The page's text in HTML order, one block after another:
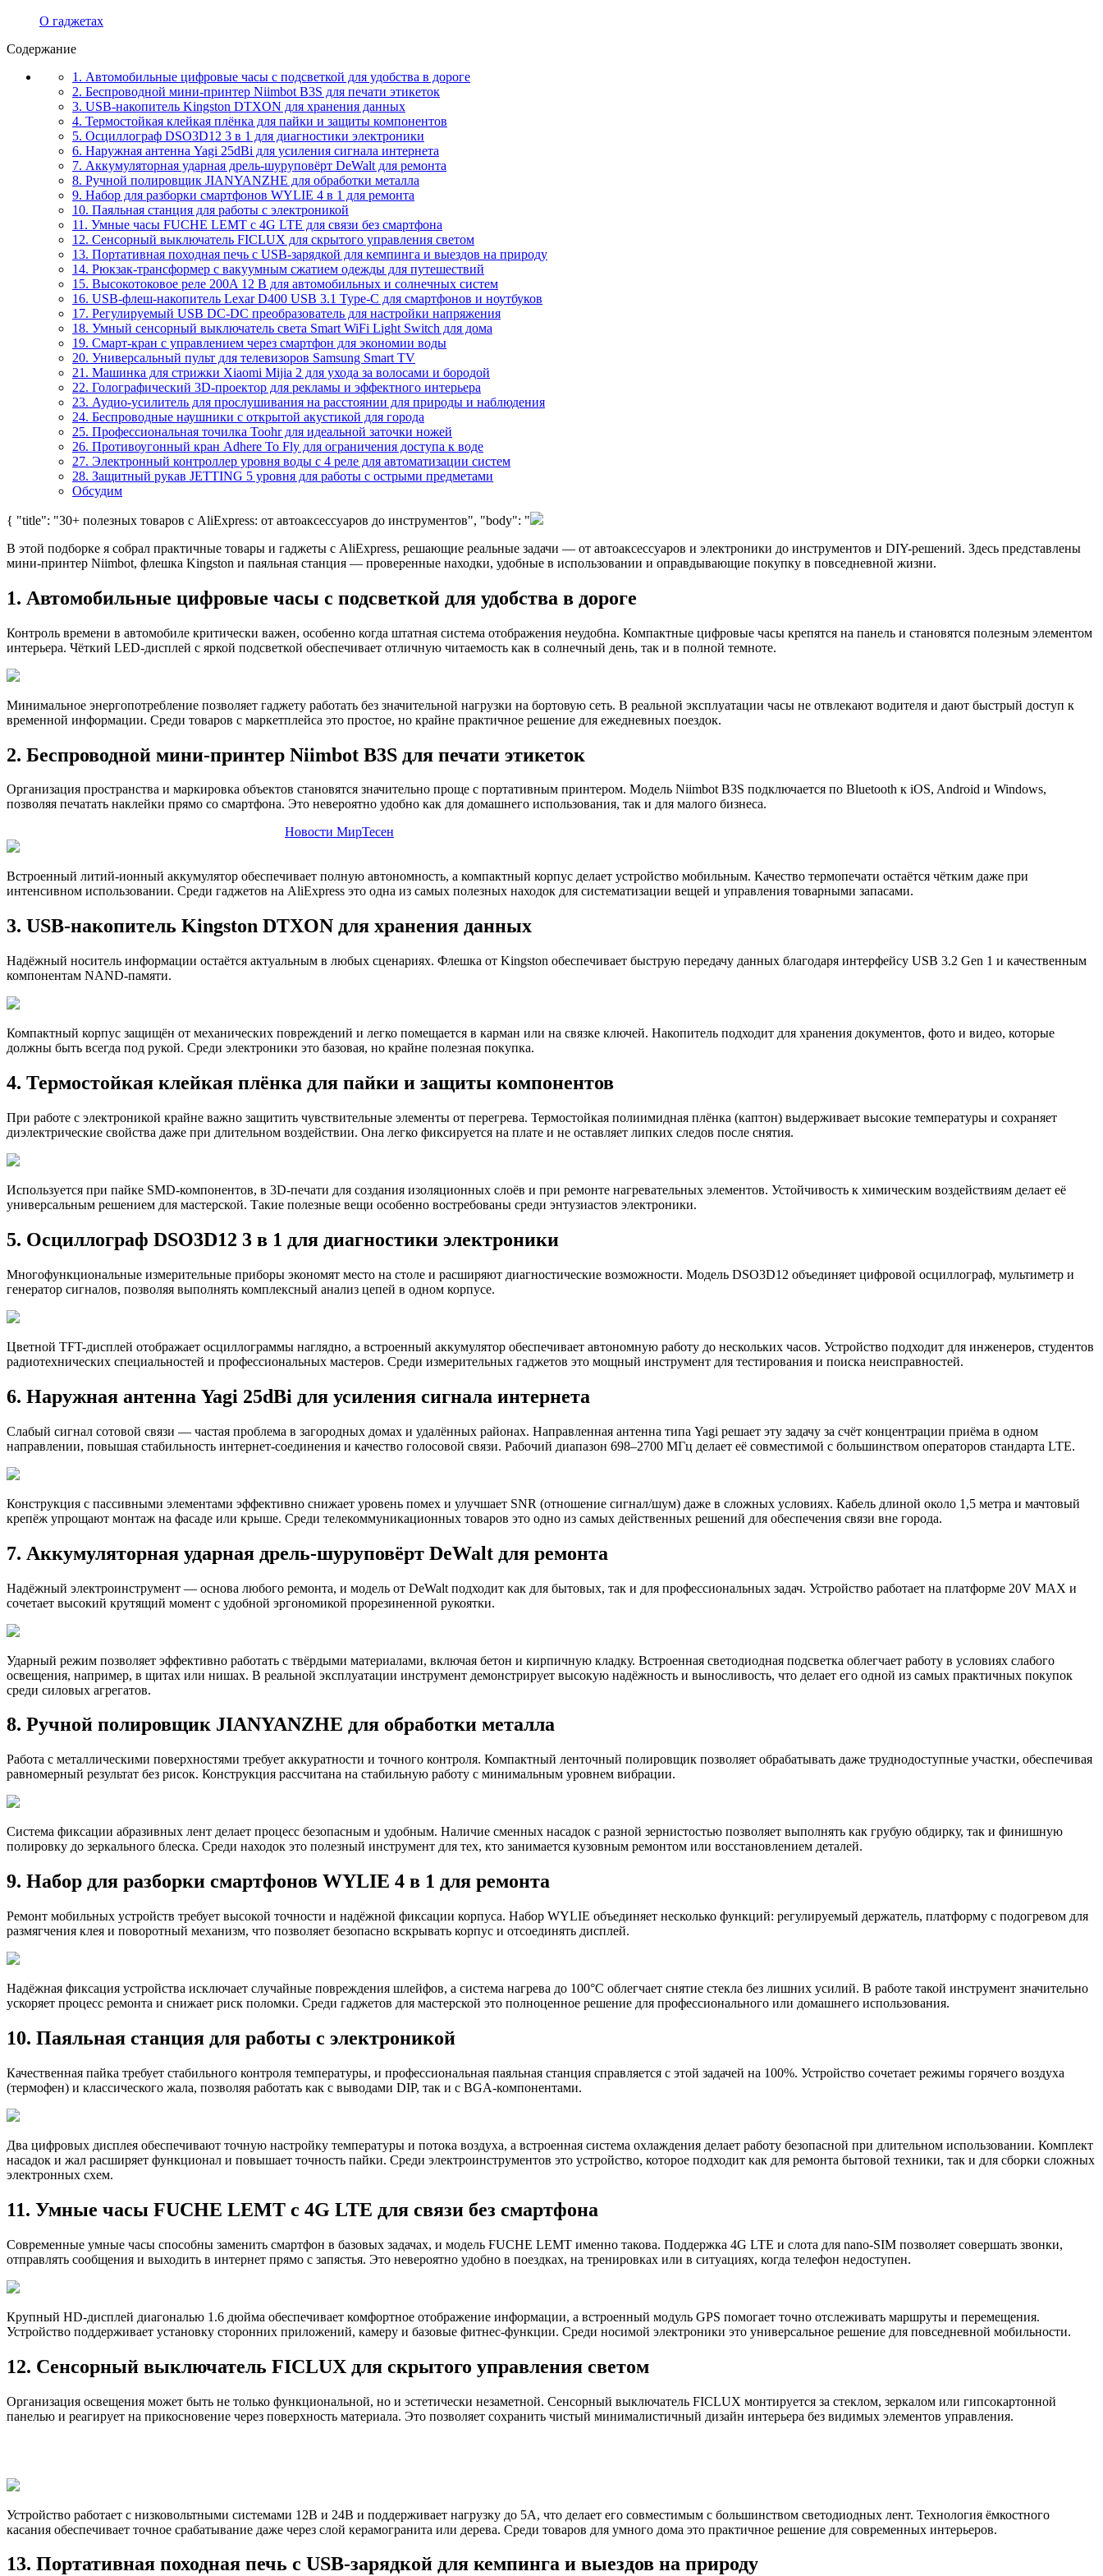
О гаджетах
Содержание
1. Автомобильные цифровые часы с подсветкой для удобства в дороге
2. Беспроводной мини-принтер Niimbot B3S для печати этикеток
3. USB-накопитель Kingston DTXON для хранения данных
4. Термостойкая клейкая плёнка для пайки и защиты компонентов
5. Осциллограф DSO3D12 3 в 1 для диагностики электроники
6. Наружная антенна Yagi 25dBi для усиления сигнала интернета
7. Аккумуляторная ударная дрель-шуруповёрт DeWalt для ремонта
8. Ручной полировщик JIANYANZHE для обработки металла
9. Набор для разборки смартфонов WYLIE 4 в 1 для ремонта
10. Паяльная станция для работы с электроникой
11. Умные часы FUCHE LEMT с 4G LTE для связи без смартфона
12. Сенсорный выключатель FICLUX для скрытого управления светом
13. Портативная походная печь с USB-зарядкой для кемпинга и выездов на природу
14. Рюкзак-трансформер с вакуумным сжатием одежды для путешествий
15. Высокотоковое реле 200A 12 В для автомобильных и солнечных систем
16. USB-флеш-накопитель Lexar D400 USB 3.1 Type-C для смартфонов и ноутбуков
17. Регулируемый USB DC-DC преобразователь для настройки напряжения
18. Умный сенсорный выключатель света Smart WiFi Light Switch для дома
19. Смарт-кран с управлением через смартфон для экономии воды
20. Универсальный пульт для телевизоров Samsung Smart TV
21. Машинка для стрижки Xiaomi Mijia 2 для ухода за волосами и бородой
22. Голографический 3D-проектор для рекламы и эффектного интерьера
23. Аудио-усилитель для прослушивания на расстоянии для природы и наблюдения
24. Беспроводные наушники с открытой акустикой для города
25. Профессиональная точилка Toohr для идеальной заточки ножей
26. Противоугонный кран Adhere To Fly для ограничения доступа к воде
27. Электронный контроллер уровня воды с 4 реле для автоматизации систем
28. Защитный рукав JETTING 5 уровня для работы с острыми предметами
Обсудим
{ "title": "30+ полезных товаров с AliExpress: от автоаксессуаров до инструментов", "body": "
В этой подборке я собрал практичные товары и гаджеты с AliExpress, решающие реальные задачи — от автоаксессуаров и электроники до инструментов и DIY-решений. Здесь представлены
мини-принтер Niimbot, флешка Kingston и паяльная станция — проверенные находки, удобные в использовании и оправдывающие покупку в повседневной жизни.
1. Автомобильные цифровые часы с подсветкой для удобства в дороге
Контроль времени в автомобиле критически важен, особенно когда штатная система отображения неудобна. Компактные цифровые часы крепятся на панель и становятся полезным элементом
интерьера. Чёткий LED-дисплей с яркой подсветкой обеспечивает отличную читаемость как в солнечный день, так и в полной темноте.
Минимальное энергопотребление позволяет гаджету работать без значительной нагрузки на бортовую сеть. В реальной эксплуатации часы не отвлекают водителя и дают быстрый доступ к
временной информации. Среди товаров с маркетплейса это простое, но крайне практичное решение для ежедневных поездок.
2. Беспроводной мини-принтер Niimbot B3S для печати этикеток
Организация пространства и маркировка объектов становятся значительно проще с портативным принтером. Модель Niimbot B3S подключается по Bluetooth к iOS, Android и Windows,
позволяя печатать наклейки прямо со смартфона. Это невероятно удобно как для домашнего использования, так и для малого бизнеса.
Новости МирТесен
Встроенный литий-ионный аккумулятор обеспечивает полную автономность, а компактный корпус делает устройство мобильным. Качество термопечати остаётся чётким даже при
интенсивном использовании. Среди гаджетов на AliExpress это одна из самых полезных находок для систематизации вещей и управления товарными запасами.
3. USB-накопитель Kingston DTXON для хранения данных
Надёжный носитель информации остаётся актуальным в любых сценариях. Флешка от Kingston обеспечивает быструю передачу данных благодаря интерфейсу USB 3.2 Gen 1 и качественным
компонентам NAND-памяти.
Компактный корпус защищён от механических повреждений и легко помещается в карман или на связке ключей. Накопитель подходит для хранения документов, фото и видео, которые
должны быть всегда под рукой. Среди электроники это базовая, но крайне полезная покупка.
4. Термостойкая клейкая плёнка для пайки и защиты компонентов
При работе с электроникой крайне важно защитить чувствительные элементы от перегрева. Термостойкая полиимидная плёнка (каптон) выдерживает высокие температуры и сохраняет
диэлектрические свойства даже при длительном воздействии. Она легко фиксируется на плате и не оставляет липких следов после снятия.
Используется при пайке SMD-компонентов, в 3D-печати для создания изоляционных слоёв и при ремонте нагревательных элементов. Устойчивость к химическим воздействиям делает её
универсальным решением для мастерской. Такие полезные вещи особенно востребованы среди энтузиастов электроники.
5. Осциллограф DSO3D12 3 в 1 для диагностики электроники
Многофункциональные измерительные приборы экономят место на столе и расширяют диагностические возможности. Модель DSO3D12 объединяет цифровой осциллограф, мультиметр и
генератор сигналов, позволяя выполнять комплексный анализ цепей в одном корпусе.
Цветной TFT-дисплей отображает осциллограммы наглядно, а встроенный аккумулятор обеспечивает автономную работу до нескольких часов. Устройство подходит для инженеров, студентов
радиотехнических специальностей и профессиональных мастеров. Среди измерительных гаджетов это мощный инструмент для тестирования и поиска неисправностей.
6. Наружная антенна Yagi 25dBi для усиления сигнала интернета
Слабый сигнал сотовой связи — частая проблема в загородных домах и удалённых районах. Направленная антенна типа Yagi решает эту задачу за счёт концентрации приёма в одном
направлении, повышая стабильность интернет-соединения и качество голосовой связи. Рабочий диапазон 698–2700 МГц делает её совместимой с большинством операторов стандарта LTE.
Конструкция с пассивными элементами эффективно снижает уровень помех и улучшает SNR (отношение сигнал/шум) даже в сложных условиях. Кабель длиной около 1,5 метра и мачтовый
крепёж упрощают монтаж на фасаде или крыше. Среди телекоммуникационных товаров это одно из самых действенных решений для обеспечения связи вне города.
7. Аккумуляторная ударная дрель-шуруповёрт DeWalt для ремонта
Надёжный электроинструмент — основа любого ремонта, и модель от DeWalt подходит как для бытовых, так и для профессиональных задач. Устройство работает на платформе 20V MAX и
сочетает высокий крутящий момент с удобной эргономикой прорезиненной рукоятки.
Ударный режим позволяет эффективно работать с твёрдыми материалами, включая бетон и кирпичную кладку. Встроенная светодиодная подсветка облегчает работу в условиях слабого
освещения, например, в щитах или нишах. В реальной эксплуатации инструмент демонстрирует высокую надёжность и выносливость, что делает его одной из самых практичных покупок
среди силовых агрегатов.
8. Ручной полировщик JIANYANZHE для обработки металла
Работа с металлическими поверхностями требует аккуратности и точного контроля. Компактный ленточный полировщик позволяет обрабатывать даже труднодоступные участки, обеспечивая
равномерный результат без рисок. Конструкция рассчитана на стабильную работу с минимальным уровнем вибрации.
Система фиксации абразивных лент делает процесс безопасным и удобным. Наличие сменных насадок с разной зернистостью позволяет выполнять как грубую обдирку, так и финишную
полировку до зеркального блеска. Среди находок это полезный инструмент для тех, кто занимается кузовным ремонтом или восстановлением деталей.
9. Набор для разборки смартфонов WYLIE 4 в 1 для ремонта
Ремонт мобильных устройств требует высокой точности и надёжной фиксации корпуса. Набор WYLIE объединяет несколько функций: регулируемый держатель, платформу с подогревом для
размягчения клея и поворотный механизм, что позволяет безопасно вскрывать корпус и отсоединять дисплей.
Надёжная фиксация устройства исключает случайные повреждения шлейфов, а система нагрева до 100°C облегчает снятие стекла без лишних усилий. В работе такой инструмент значительно
ускоряет процесс ремонта и снижает риск поломки. Среди гаджетов для мастерской это полноценное решение для профессионального или домашнего использования.
10. Паяльная станция для работы с электроникой
Качественная пайка требует стабильного контроля температуры, и профессиональная паяльная станция справляется с этой задачей на 100%. Устройство сочетает режимы горячего воздуха
(термофен) и классического жала, позволяя работать как с выводами DIP, так и с BGA-компонентами.
Два цифровых дисплея обеспечивают точную настройку температуры и потока воздуха, а встроенная система охлаждения делает работу безопасной при длительном использовании. Комплект
насадок и жал расширяет функционал и повышает точность пайки. Среди электроинструментов это устройство, которое подходит как для ремонта бытовой техники, так и для сборки сложных
электронных схем.
11. Умные часы FUCHE LEMT с 4G LTE для связи без смартфона
Современные умные часы способны заменить смартфон в базовых задачах, и модель FUCHE LEMT именно такова. Поддержка 4G LTE и слота для nano-SIM позволяет совершать звонки,
отправлять сообщения и выходить в интернет прямо с запястья. Это невероятно удобно в поездках, на тренировках или в ситуациях, когда телефон недоступен.
Крупный HD-дисплей диагональю 1.6 дюйма обеспечивает комфортное отображение информации, а встроенный модуль GPS помогает точно отслеживать маршруты и перемещения.
Устройство поддерживает установку сторонних приложений, камеру и базовые фитнес-функции. Среди носимой электроники это универсальное решение для повседневной мобильности.
12. Сенсорный выключатель FICLUX для скрытого управления светом
Организация освещения может быть не только функциональной, но и эстетически незаметной. Сенсорный выключатель FICLUX монтируется за стеклом, зеркалом или гипсокартонной
панелью и реагирует на прикосновение через поверхность материала. Это позволяет сохранить чистый минималистичный дизайн интерьера без видимых элементов управления.
Устройство работает с низковольтными системами 12В и 24В и поддерживает нагрузку до 5А, что делает его совместимым с большинством светодиодных лент. Технология ёмкостного
касания обеспечивает точное срабатывание даже через слой керамогранита или дерева. Среди товаров для умного дома это практичное решение для современных интерьеров.
13. Портативная походная печь с USB-зарядкой для кемпинга и выездов на природу